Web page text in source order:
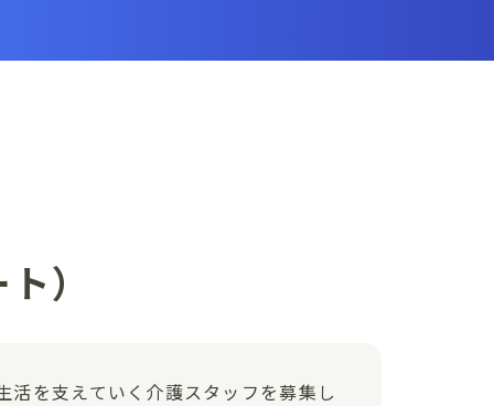
）
を支えていく介護スタッフを募集し